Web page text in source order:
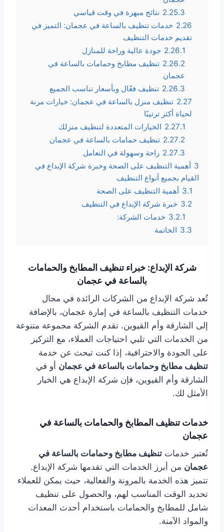
2.25.3 نتائج مبهرة في وقت قياسي
2.26 خدمات تنظيف بالساعة في عجمان: التميز في
تقديم خدمات التنظيف
2.26.1 جودة عالية وراحة للمنازل
2.26.2 تنظيف مطابخ وحمامات بالساعة في
عجمان
2.26.3 تنظيف فعّال وبأسعار تناسب الجميع
2.27 تنظيف منزل بالساعة في عجمان: خيارات مرنة
لحياة أكثر ترتيبًا
2.27.1 الخيارات المتعددة لتنظيف منزلك
2.27.2 تنظيف حمامات بالساعة في عجمان
2.27.3 راحة وسهولة في التعامل
3 أهمية التنظيف على الصحة وخبرة شركة الإبداع في
القيام بجميع أنواع التنظيف
3.1 أهمية التنظيف على الصحة
3.2 خبرة شركة الإبداع في التنظيف
3.2.1 خدمات الشركة:
3.3 الخاتمة
شركة الإبداع: خبراء تنظيف المطابخ والحمامات
بالساعة في عجمان
تُعد شركة الإبداع من الشركات الرائدة في مجال
خدمات التنظيف بالساعة في إمارة عجمان، بالإضافة
إلى الشارقة وأم القيوين. تقدم الشركة مجموعة متنوعة
من الخدمات التي تلبي احتياجات العملاء، مع التركيز
على الجودة والاحترافية، إذا كنت تبحث عن خدمة
تنظيف مطابخ وحمامات بالساعة في عجمان أو في
الشارقة وأم القيوين، فإن شركة الإبداع هي الخيار
الأمثل لك.
خدمات تنظيف المطابخ والحمامات بالساعة في
عجمان
تُعتبر خدمات تنظيف مطابخ وحمامات بالساعة في
عجمان من أبرز الخدمات التي تقدمها شركة الإبداع.
تتميز هذه الخدمة بالمرونة والفعالية، حيث يمكن للعملاء
تحديد الوقت المناسب لهم، والحصول على تنظيف
شامل للمطابخ والحمامات باستخدام أحدث المعدات
والمواد الآمنة.